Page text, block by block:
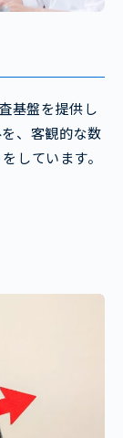
基盤を提供し
、客観的な数
しています。